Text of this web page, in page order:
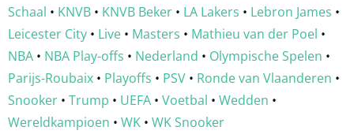
Schaal • KNVB • KNVB Beker • LA Lakers • Lebron James •
Leicester City • Live • Masters • Mathieu van der Poel •
NBA • NBA Play-offs • Nederland • Olympische Spelen •
Parijs-Roubaix • Playoffs • PSV • Ronde van Vlaanderen •
Snooker • Trump • UEFA • Voetbal • Wedden •
Wereldkampioen • WK • WK Snooker